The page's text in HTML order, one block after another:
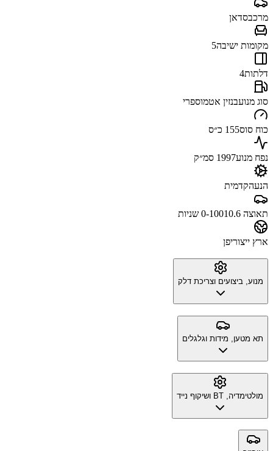
מרכבסדאן
מקומות ישיבה5
דלתות4
סוג מנועבנזין אטמוספרי
כוח סוס155 כ״ס
נפח מנוע1997 סמ״ק
הנעהקדמית
תאוצה 0-100 10.6 שניות
ארץ ייצוריפן
מנוע, ביצועים וצריכת דלק
תא מטען, מידות וגלגלים
מולטימדיה, BT ושיקוף נייד